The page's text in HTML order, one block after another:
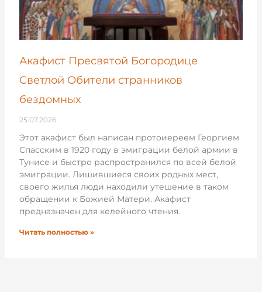
Акафист Пресвятой Богородице
Светлой Обители странников
бездомных
25.07.2026
Этот акафист был написан протоиереем Георгием
Спасским в 1920 году в эмиграции белой армии в
Тунисе и быстро распространился по всей белой
эмиграции. Лишившиеся своих родных мест,
своего жилья люди находили утешение в таком
обращении к Божией Матери. Акафист
предназначен для келейного чтения.
Читать полностью »